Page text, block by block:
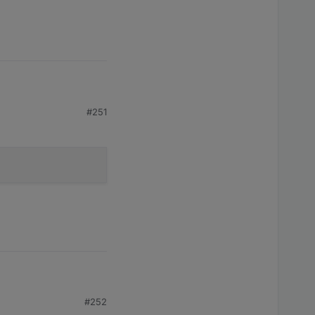
#251
#252